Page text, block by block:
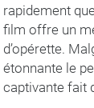
rapidement
film offre un
d’opérette.
étonnante le
captivante fait